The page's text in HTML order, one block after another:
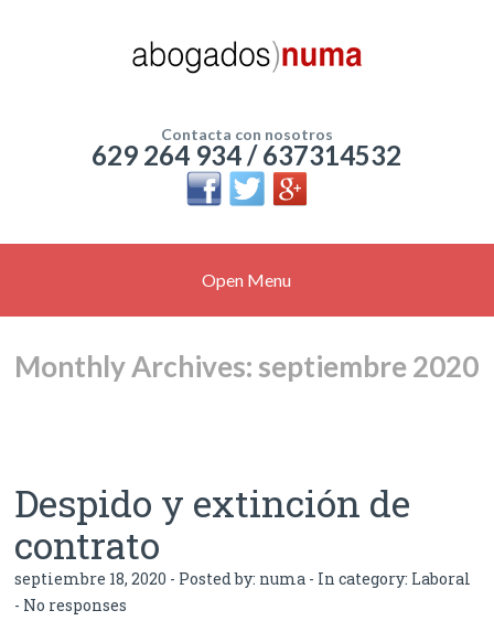
Contacta con nosotros
629 264 934 / 637314532
Open Menu
Monthly Archives: septiembre 2020
Despido y extinción de
contrato
septiembre 18, 2020 - Posted by: numa - In category: Laboral
- No responses